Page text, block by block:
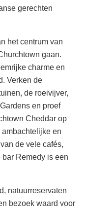
gerechten
het centrum van
gaan.
charme en
Verken de
de roeivijver,
en proef
Cheddar op
en
de vele cafés,
Remedy is een
natuurreservaten
bezoek waard voor